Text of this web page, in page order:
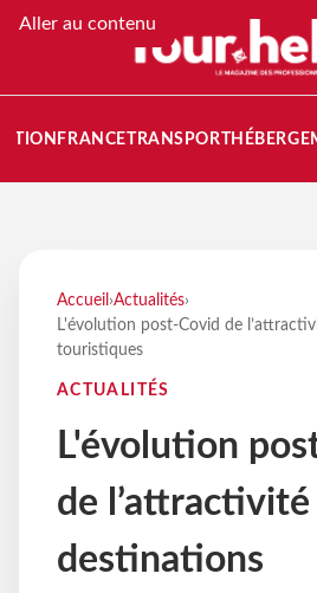
Aller au contenu
FRANCETRANSPORT
Accueil ›Actualités›
L'évolution post-Covid de
touristiques
ACTUALITÉS
L'évolution
de l’attractivité
destinations